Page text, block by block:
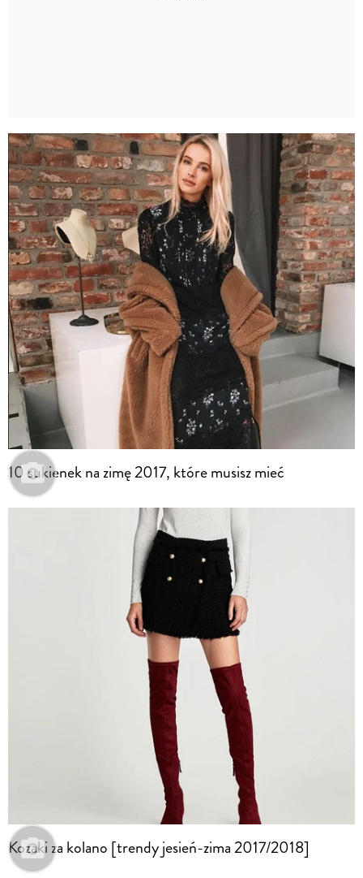
10 sukienek na zimę 2017, które musisz mieć
Kozaki za kolano [trendy jesień-zima 2017/2018]